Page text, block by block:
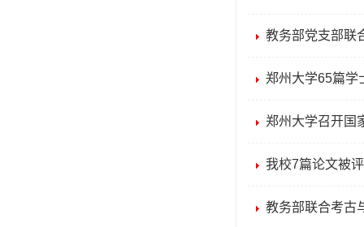
教务部党支部联
郑州大学65篇学
郑州大学召开国
我校7篇论文被
教务部联合考古